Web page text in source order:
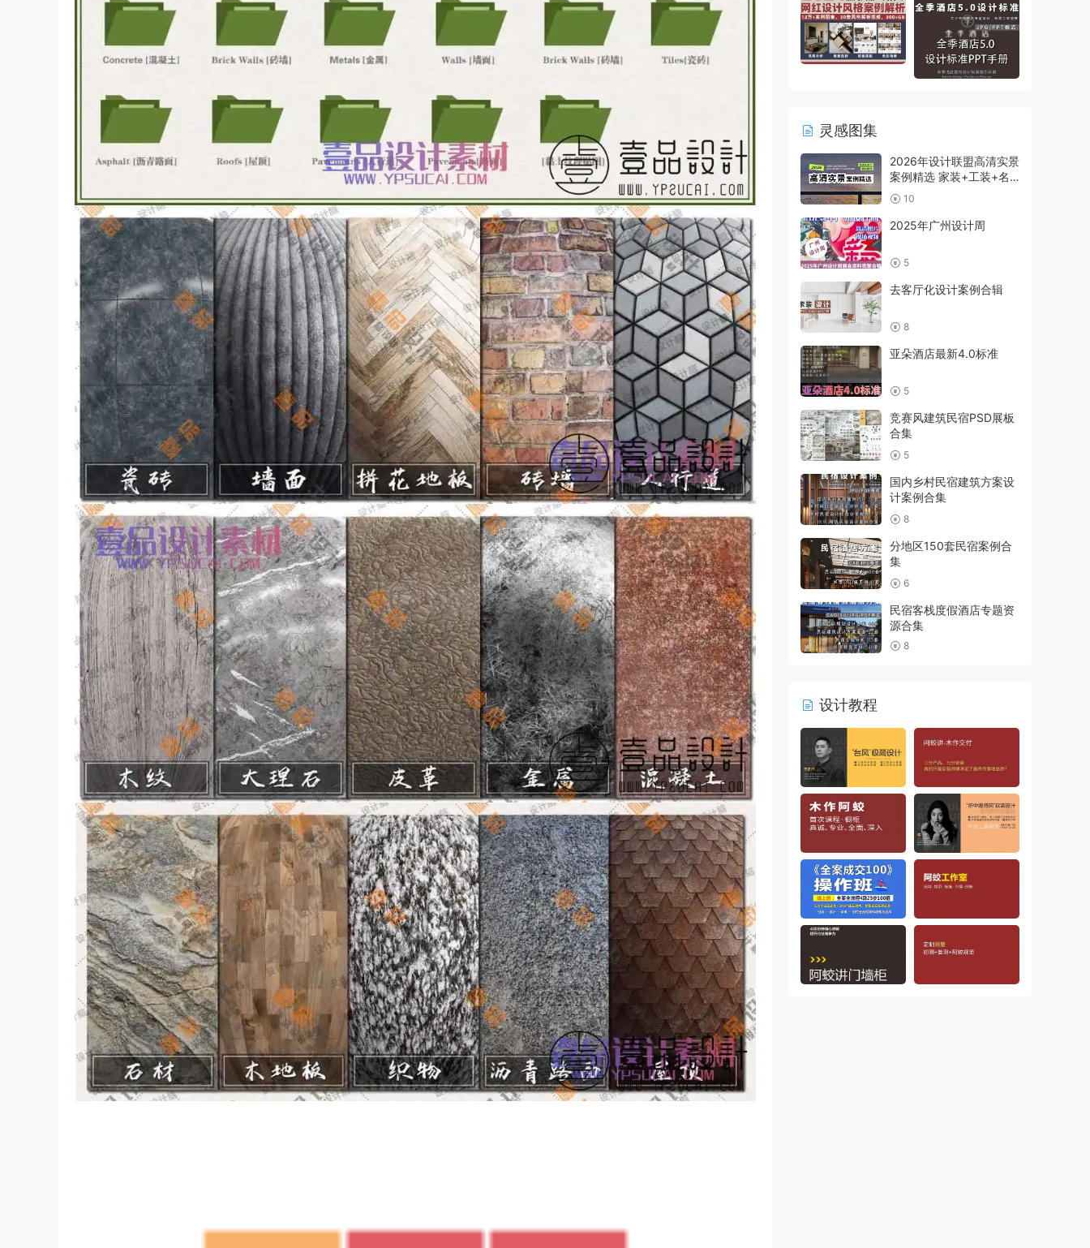
灵感图集
2026年设计联盟高清实景
案例精选 家装+工装+名
师及赠送
10
2025年广州设计周
5
去客厅化设计案例合辑
8
亚朵酒店最新4.0标准
5
竞赛风建筑民宿PSD展板
合集
5
国内乡村民宿建筑方案设
计案例合集
8
分地区150套民宿案例合
集
6
民宿客栈度假酒店专题资
源合集
8
设计教程